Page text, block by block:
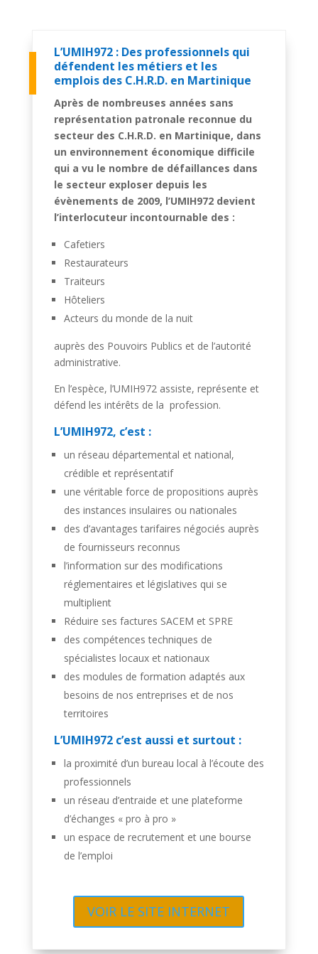
L’UMIH972 : Des professionnels qui
défendent les métiers et les
emplois des C.H.R.D. en Martinique
Après de nombreuses années sans
représentation patronale reconnue du
secteur des C.H.R.D. en Martinique, dans
un environnement économique difficile
qui a vu le nombre de défaillances dans
le secteur exploser depuis les
évènements de 2009, l’UMIH972 devient
l’interlocuteur incontournable des :
Cafetiers
Restaurateurs
Traiteurs
Hôteliers
Acteurs du monde de la nuit
auprès des Pouvoirs Publics et de l’autorité
administrative.
En l’espèce, l’UMIH972 assiste, représente et
défend les intérêts de la profession.
L’UMIH972, c’est :
un réseau départemental et national,
crédible et représentatif
une véritable force de propositions auprès
des instances insulaires ou nationales
des d’avantages tarifaires négociés auprès
de fournisseurs reconnus
l’information sur des modifications
réglementaires et législatives qui se
multiplient
Réduire ses factures SACEM et SPRE
des compétences techniques de
spécialistes locaux et nationaux
des modules de formation adaptés aux
besoins de nos entreprises et de nos
territoires
L’UMIH972 c’est aussi et surtout :
la proximité d’un bureau local à l’écoute des
professionnels
un réseau d’entraide et une plateforme
d’échanges « pro à pro »
un espace de recrutement et une bourse
de l’emploi
VOIR LE SITE INTERNET